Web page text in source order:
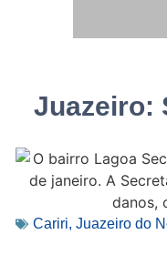
Juazeiro:
Cariri, Juazeiro do